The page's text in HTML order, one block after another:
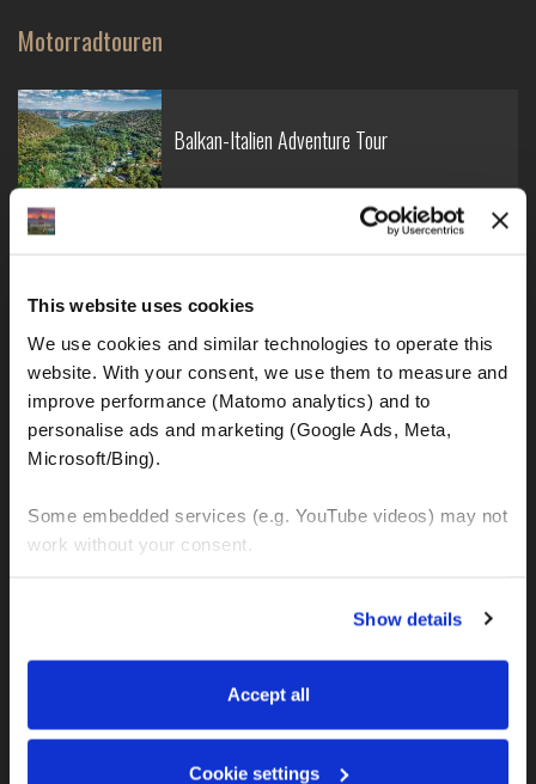
This website uses cookies
We use cookies and similar technologies to operate this
website. With your consent, we use them to measure and
improve performance (Matomo analytics) and to
personalise ads and marketing (Google Ads, Meta,
Microsoft/Bing).
Some embedded services (e.g. YouTube videos) may not
work without your consent.
manage your preferences. You can change your choice
at any time via “Cookie settings” in the footer. For more
Privacy & Cookie Policy
Show details
Accept all
Cookie settings
Motorradtouren
Balkan-Italien Adventure Tour
Balkan-Karpaten-Albanische Alpen Tour 1
Kroatien-Italien-Frankreich Adv. Tour